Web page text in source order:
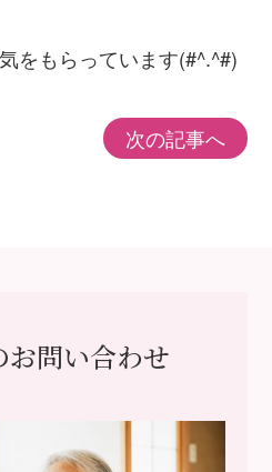
をもらっています(#^.^#)
次の記事へ
お問い合わせ